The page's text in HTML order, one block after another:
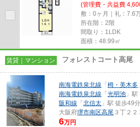
(管理費・共益費
敷：0ヶ月｜礼：7.6
所在階：2階
間取り：1LDK
面積：48.99㎡
賃貸｜マンション フォレストコート高尾
南海電鉄泉北線 「 栂・美木多
南海電鉄泉北線 「 光明池 」
阪和線 「 北信太 」駅 徒歩49分
大阪府堺市南区高尾 ３丁２２
6万円